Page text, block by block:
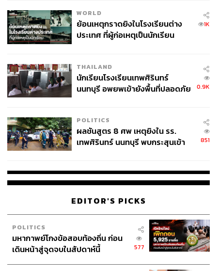
TAGS: Australia นายกรัฐมนตรี Cambodia
UNCLOS
UN
อนุทิน ชาญวีรกูล Timor-Leste
Hun Manet
Thailand
Key Messages
175
วิโรจน์ เลิศจิตต์ธรรม
Senior Content Creator กองข่าวต่างประเทศ
WORLD
ย้อนเหตุกราดยิงในโรงเรียนต่าง
ประเทศ ที่ผู้ก่อเหตุเป็นนักเรียน
1K
THAILAND
นักเรียนโรงเรียนเทพศิรินทร์
นนทบุรี อพยพเข้ายังพื้นที่ปลอดภัย
0.9K
POLITICS
ผลชันสูตร 8 ศพ เหตุยิงใน รร.
เทพศิรินทร์ นนทบุรี พบกระสุนเข้า
851
EDITOR'S PICKS
POLITICS
มหากาพย์โกงข้อสอบท้องถิ่น ก่อน
เดินหน้าสู่จุดจบในสัปดาห์นี้
577